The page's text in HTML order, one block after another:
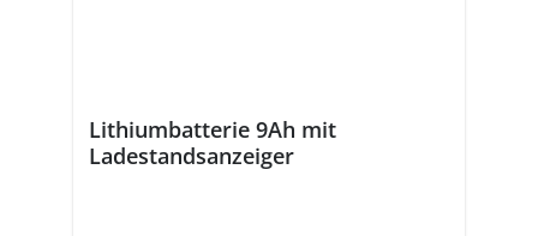
Lithiumbatterie 9Ah mit
Ladestandsanzeiger